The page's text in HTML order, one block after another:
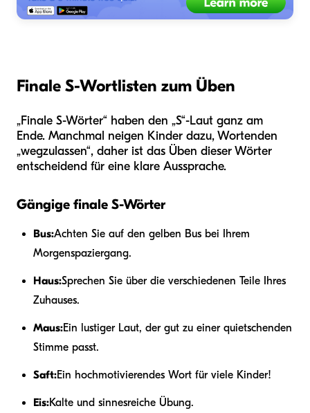
Finale S-Wortlisten zum Üben
„Finale S-Wörter“ haben den „S“-Laut ganz am
Ende. Manchmal neigen Kinder dazu, Wortenden
„wegzulassen“, daher ist das Üben dieser Wörter
entscheidend für eine klare Aussprache.
Gängige finale S-Wörter
Bus:Achten Sie auf den gelben Bus bei Ihrem
Morgenspaziergang.
Haus:Sprechen Sie über die verschiedenen Teile Ihres
Zuhauses.
Maus:Ein lustiger Laut, der gut zu einer quietschenden
Stimme passt.
Saft:Ein hochmotivierendes Wort für viele Kinder!
Eis:Kalte und sinnesreiche Übung.